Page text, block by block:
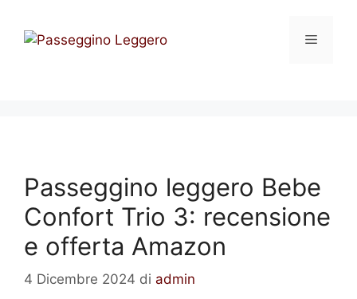
contenuto
Menu
Passeggino leggero Bebe
Confort Trio 3: recensione
e offerta Amazon
4 Dicembre 2024 di admin